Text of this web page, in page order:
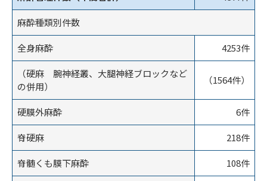
麻酔種類別件数
全身麻酔 4253件
（硬麻 腕神経叢、大腿神経ブロックなど
の併用）
（1564件）
硬膜外麻酔 6件
脊硬麻 218件
脊髄くも膜下麻酔 108件